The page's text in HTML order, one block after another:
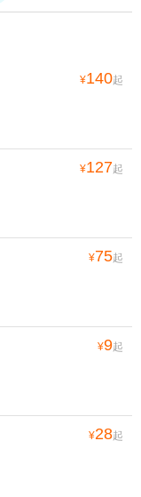
¥140起
¥127起
¥75起
¥9起
¥28起